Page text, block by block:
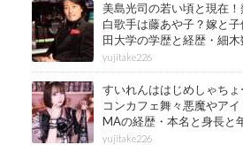
美島光司の若い頃と現在！
白歌手は藤あや子？嫁と
田大学の学歴と経歴・細
確執もまとめ
yujitake226
すいれんははじめしゃちょ
コンカフェ舞々悪魔やアイ
MAの経歴・本名と身長と
情報もまとめ
yujitake226